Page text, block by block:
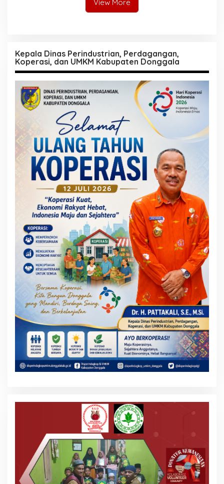
View More
Kepala Dinas Perindustrian, Perdagangan,
Koperasi, dan UMKM Kabupaten Donggala